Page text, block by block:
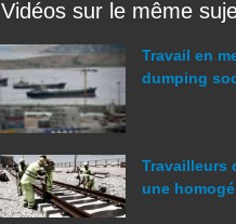
Vidéos sur le même
Travail en
dumping
Travailleurs
une